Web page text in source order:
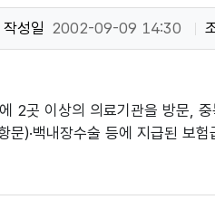
작성일 2002-09-09 14:30
2곳 이상의 의료기관을 방문,
문)·백내장수술 등에 지급된 보